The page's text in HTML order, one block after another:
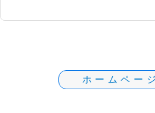
ホームペー